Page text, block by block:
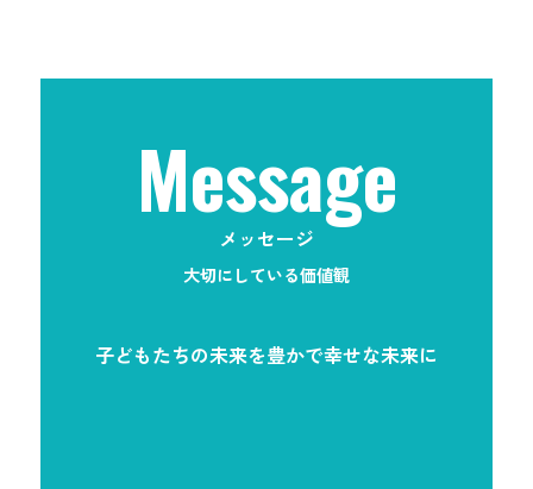
Message
メッセージ
大切にしている価値観
子どもたちの未来を豊かで幸せな未来に